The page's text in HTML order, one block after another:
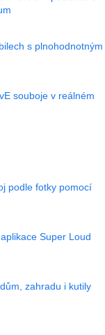
s plnohodnotným
souboje v reálném
podle fotky pomocí
Super Loud
zahradu i kutily